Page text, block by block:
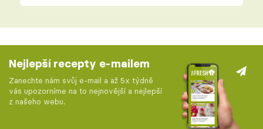
Nejlepší recepty e-mailem
Zanechte nám svůj e-mail a až 5x týdně
vás upozorníme na to nejnovější a nejlepší
z našeho webu.